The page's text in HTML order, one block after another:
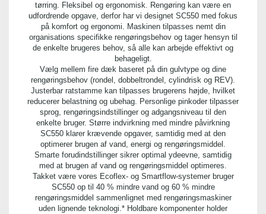
tørring. Fleksibel og ergonomisk. Rengøring kan være en
udfordrende opgave, derfor har vi designet SC550 med fokus
på komfort og ergonomi. Maskinen tilpasses nemt din
organisations specifikke rengøringsbehov og tager hensyn til
de enkelte brugeres behov, så alle kan arbejde effektivt og
behageligt.
Vælg mellem fire dæk baseret på din gulvtype og dine
rengøringsbehov (rondel, dobbeltrondel, cylindrisk og REV).
Justerbar ratstamme kan tilpasses brugerens højde, hvilket
reducerer belastning og ubehag. Personlige pinkoder tilpasser
sprog, rengøringsindstillinger og adgangsniveau til den
enkelte bruger. Større indvirkning med mindre påvirkning
SC550 klarer krævende opgaver, samtidig med at den
optimerer brugen af vand, energi og rengøringsmiddel.
Smarte forudindstillinger sikrer optimal ydeevne, samtidig
med at brugen af vand og rengøringsmiddel optimeres.
Takket være vores Ecoflex- og Smartflow-systemer bruger
SC550 op til 40 % mindre vand og 60 % mindre
rengøringsmiddel sammenlignet med rengøringsmaskiner
uden lignende teknologi.* Holdbare komponenter holder